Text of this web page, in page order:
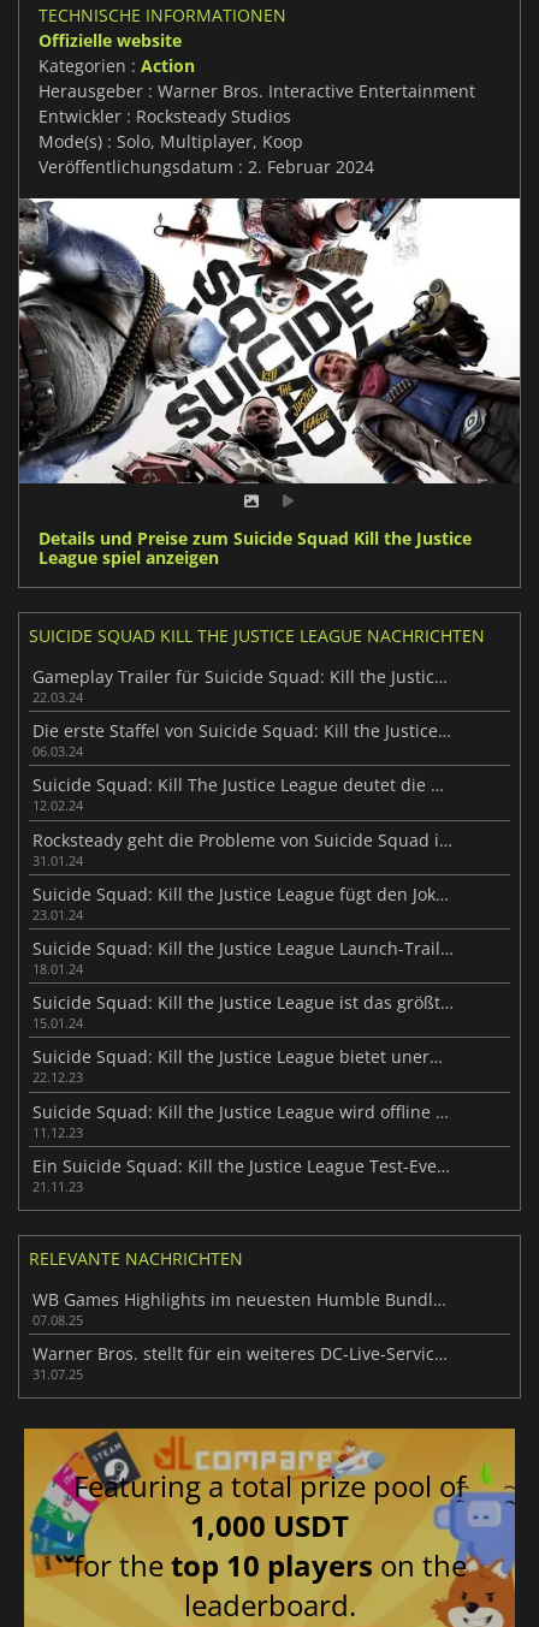
TECHNISCHE INFORMATIONEN
Offizielle website
Kategorien : Action
Herausgeber : Warner Bros. Interactive Entertainment
Entwickler : Rocksteady Studios
Mode(s) : Solo, Multiplayer, Koop
Veröffentlichungsdatum : 2. Februar 2024
Details und Preise zum Suicide Squad Kill the Justice
League spiel anzeigen
SUICIDE SQUAD KILL THE JUSTICE LEAGUE NACHRICHTEN
Gameplay Trailer für Suicide Squad: Kill the Justice League Season 1 enthüllt
22.03.24
Die erste Staffel von Suicide Squad: Kill the Justice League bringt den Joker
06.03.24
Suicide Squad: Kill The Justice League deutet die Rückkehr von Batman an
12.02.24
Rocksteady geht die Probleme von Suicide Squad im Early Access an
31.01.24
Suicide Squad: Kill the Justice League fügt den Joker nach dem Start hinzu
23.01.24
Suicide Squad: Kill the Justice League Launch-Trailer ist fertig
18.01.24
Suicide Squad: Kill the Justice League ist das größte Spiel des Studios
15.01.24
Suicide Squad: Kill the Justice League bietet unerwartete Überraschungen
22.12.23
Suicide Squad: Kill the Justice League wird offline spielbar sein
11.12.23
Ein Suicide Squad: Kill the Justice League Test-Event findet bald statt
21.11.23
RELEVANTE NACHRICHTEN
WB Games Highlights im neuesten Humble Bundle entdecken
07.08.25
Warner Bros. stellt für ein weiteres DC-Live-Service-Spiel ein
31.07.25
Featuring a total prize pool of
1,000 USDT
for thetop 10 players on the
leaderboard.